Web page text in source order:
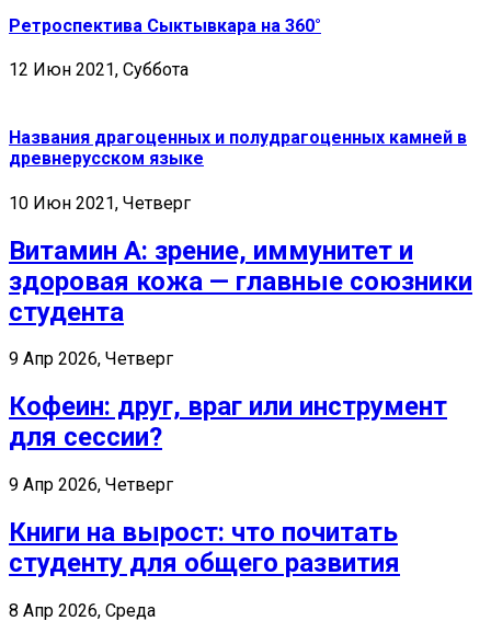
Ретроспектива Сыктывкара на 360°
12 Июн 2021, Суббота
Названия драгоценных и полудрагоценных камней в
древнерусском языке
10 Июн 2021, Четверг
Витамин А: зрение, иммунитет и
здоровая кожа — главные союзники
студента
9 Апр 2026, Четверг
Кофеин: друг, враг или инструмент
для сессии?
9 Апр 2026, Четверг
Книги на вырост: что почитать
студенту для общего развития
8 Апр 2026, Среда